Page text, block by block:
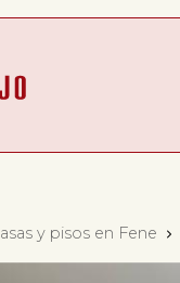
y pisos en Fene